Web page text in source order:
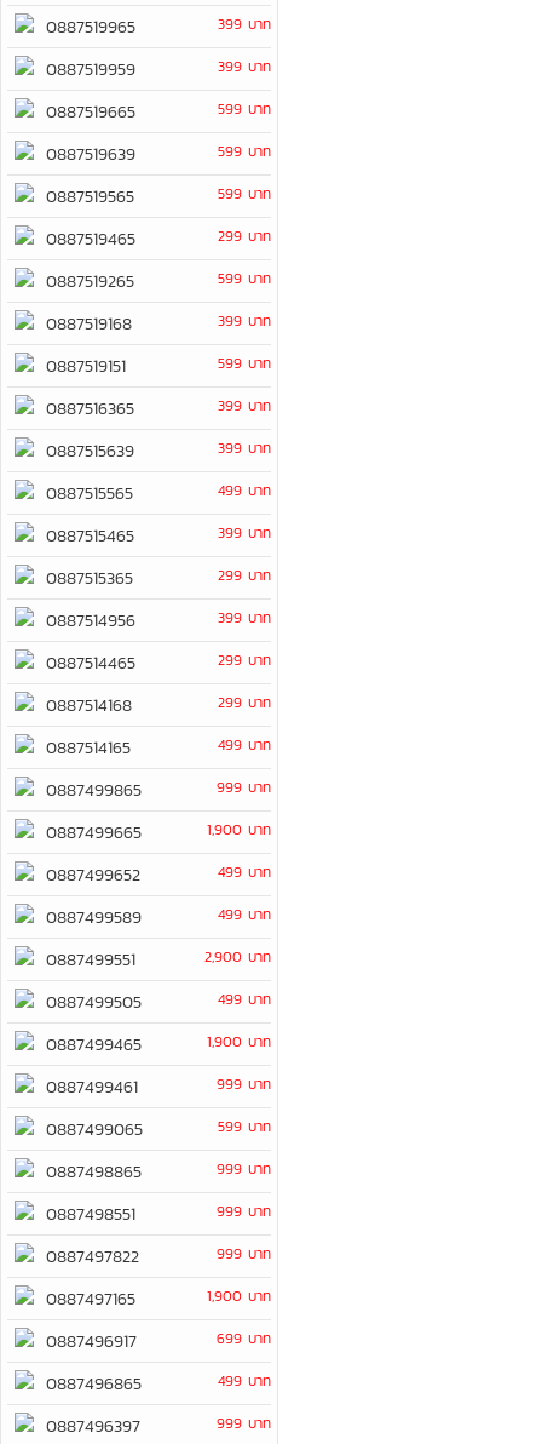
0887519965 399 บาท
0887519959 399 บาท
0887519665 599 บาท
0887519639 599 บาท
0887519565 599 บาท
0887519465 299 บาท
0887519265 599 บาท
0887519168 399 บาท
0887519151 599 บาท
0887516365 399 บาท
0887515639 399 บาท
0887515565 499 บาท
0887515465 399 บาท
0887515365 299 บาท
0887514956 399 บาท
0887514465 299 บาท
0887514168 299 บาท
0887514165 499 บาท
0887499865 999 บาท
0887499665 1,900 บาท
0887499652 499 บาท
0887499589 499 บาท
0887499551 2,900 บาท
0887499505 499 บาท
0887499465 1,900 บาท
0887499461 999 บาท
0887499065 599 บาท
0887498865 999 บาท
0887498551 999 บาท
0887497822 999 บาท
0887497165 1,900 บาท
0887496917 699 บาท
0887496865 499 บาท
0887496397 999 บาท